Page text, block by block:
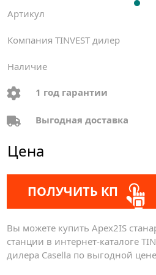
Артикул
Компания TINVEST дилер
Наличие
1 год гарантии
Выгодная доставка
Цена
ПОЛУЧИТЬ КП
Вы можете купить Apex2IS
станции в интернет-каталоге
дилера Casella по выгодной